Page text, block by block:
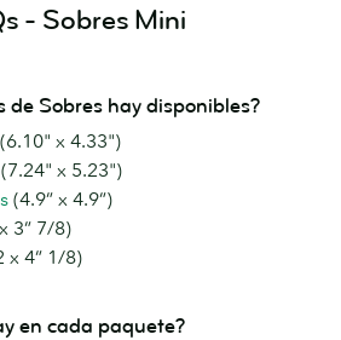
- Sobres Mini
de Sobres hay disponibles?
(6.10" x 4.33")
(7.24" x 5.23")
(4.9” x 4.9”)
3” 7/8)
x 4” 1/8)
en cada paquete?